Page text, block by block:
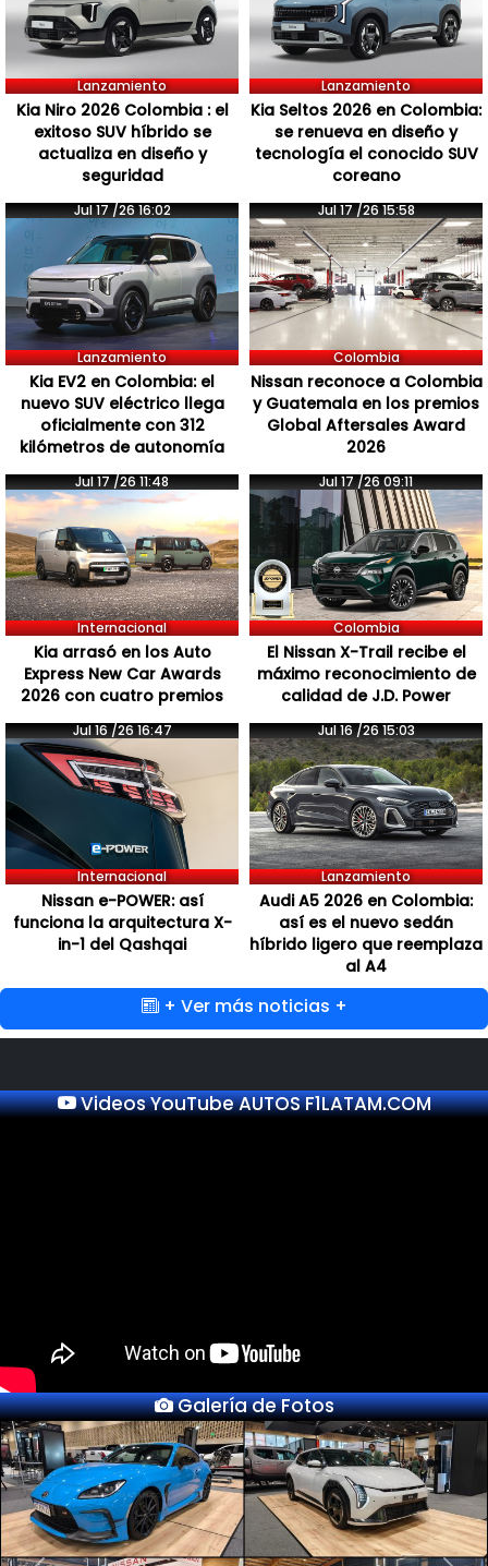
Lanzamiento
Kia Niro 2026 Colombia : el
exitoso SUV híbrido se
actualiza en diseño y
seguridad
Lanzamiento
Kia Seltos 2026 en Colombia:
se renueva en diseño y
tecnología el conocido SUV
coreano
Jul 17 /26 16:02
Lanzamiento
Kia EV2 en Colombia: el
nuevo SUV eléctrico llega
oficialmente con 312
kilómetros de autonomía
Jul 17 /26 15:58
Colombia
Nissan reconoce a Colombia
y Guatemala en los premios
Global Aftersales Award
2026
Jul 17 /26 11:48
Internacional
Kia arrasó en los Auto
Express New Car Awards
2026 con cuatro premios
Jul 17 /26 09:11
Colombia
El Nissan X-Trail recibe el
máximo reconocimiento de
calidad de J.D. Power
Jul 16 /26 16:47
Internacional
Nissan e-POWER: así
funciona la arquitectura X-
in-1 del Qashqai
Jul 16 /26 15:03
Lanzamiento
Audi A5 2026 en Colombia:
así es el nuevo sedán
híbrido ligero que reemplaza
al A4
+ Ver más noticias +
Videos YouTube AUTOS F1LATAM.COM
Galería de Fotos